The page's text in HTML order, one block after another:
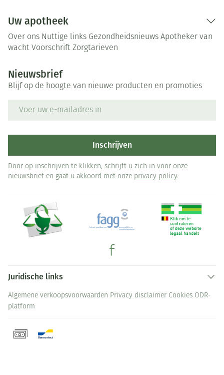
Uw apotheek
Over ons Nuttige links Gezondheidsnieuws Apotheker van
wacht Voorschrift Zorgtarieven
Nieuwsbrief
Blijf op de hoogte van nieuwe producten en promoties
Inschrijven
Door op inschrijven te klikken, schrijft u zich in voor onze
nieuwsbrief en gaat u akkoord met onze privacy policy.
Juridische links
Algemene verkoopsvoorwaarden Privacy disclaimer Cookies ODR-
platform